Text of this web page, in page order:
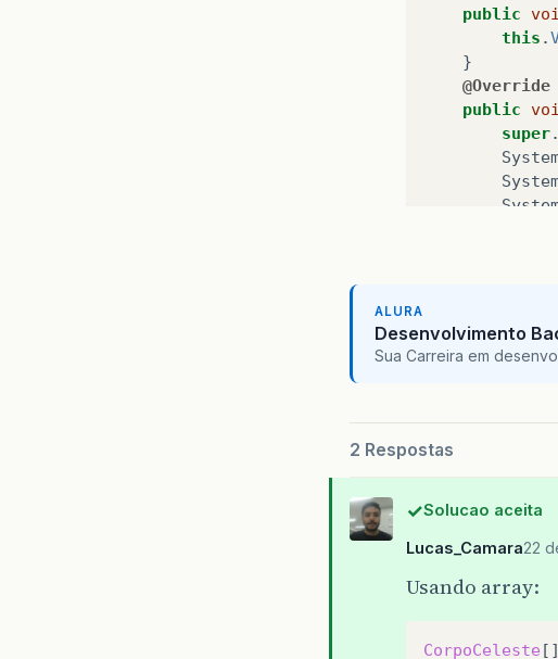
public
this .
}
@Override
public
super.
ALURA
Desenvolvimento
Sua Carreira em
2 Respostas
Solucao aceita
Lucas_Camara22
Usando array:
CorpoCeleste []